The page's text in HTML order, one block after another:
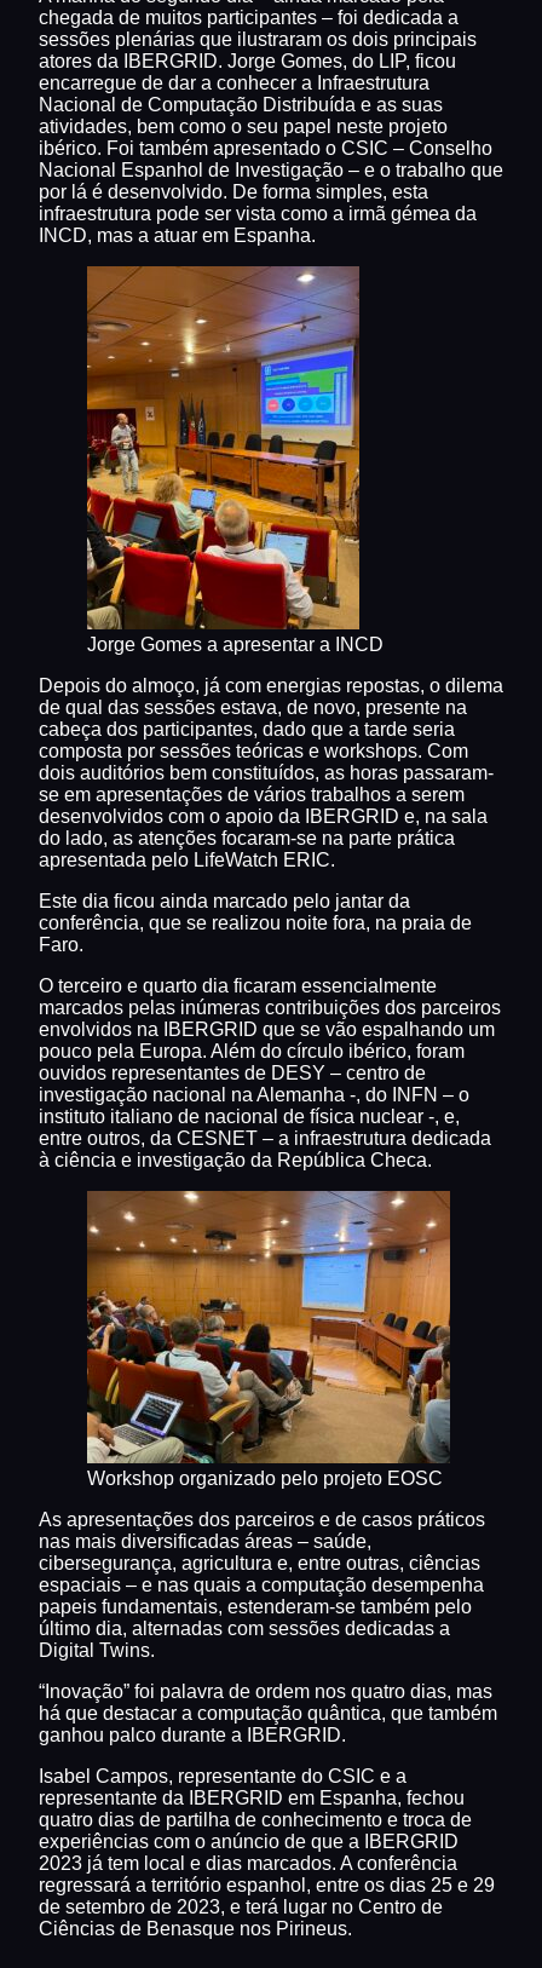
chegada de muitos participantes – foi dedicada a
sessões plenárias que ilustraram os dois principais
atores da IBERGRID. Jorge Gomes, do LIP, ficou
encarregue de dar a conhecer a Infraestrutura
Nacional de Computação Distribuída e as suas
atividades, bem como o seu papel neste projeto
ibérico. Foi também apresentado o CSIC – Conselho
Nacional Espanhol de Investigação – e o trabalho que
por lá é desenvolvido. De forma simples, esta
infraestrutura pode ser vista como a irmã gémea da
INCD, mas a atuar em Espanha.
Jorge Gomes a apresentar a INCD
Depois do almoço, já com energias repostas, o dilema
de qual das sessões estava, de novo, presente na
cabeça dos participantes, dado que a tarde seria
composta por sessões teóricas e workshops. Com
dois auditórios bem constituídos, as horas passaram-
se em apresentações de vários trabalhos a serem
desenvolvidos com o apoio da IBERGRID e, na sala
do lado, as atenções focaram-se na parte prática
apresentada pelo LifeWatch ERIC.
Este dia ficou ainda marcado pelo jantar da
conferência, que se realizou noite fora, na praia de
Faro.
O terceiro e quarto dia ficaram essencialmente
marcados pelas inúmeras contribuições dos parceiros
envolvidos na IBERGRID que se vão espalhando um
pouco pela Europa. Além do círculo ibérico, foram
ouvidos representantes de DESY – centro de
investigação nacional na Alemanha -, do INFN – o
instituto italiano de nacional de física nuclear -, e,
entre outros, da CESNET – a infraestrutura dedicada
à ciência e investigação da República Checa.
Workshop organizado pelo projeto EOSC
As apresentações dos parceiros e de casos práticos
nas mais diversificadas áreas – saúde,
cibersegurança, agricultura e, entre outras, ciências
espaciais – e nas quais a computação desempenha
papeis fundamentais, estenderam-se também pelo
último dia, alternadas com sessões dedicadas a
Digital Twins.
“Inovação” foi palavra de ordem nos quatro dias, mas
há que destacar a computação quântica, que também
ganhou palco durante a IBERGRID.
Isabel Campos, representante do CSIC e a
representante da IBERGRID em Espanha, fechou
quatro dias de partilha de conhecimento e troca de
experiências com o anúncio de que a IBERGRID
2023 já tem local e dias marcados. A conferência
regressará a território espanhol, entre os dias 25 e 29
de setembro de 2023, e terá lugar no Centro de
Ciências de Benasque nos Pirineus.